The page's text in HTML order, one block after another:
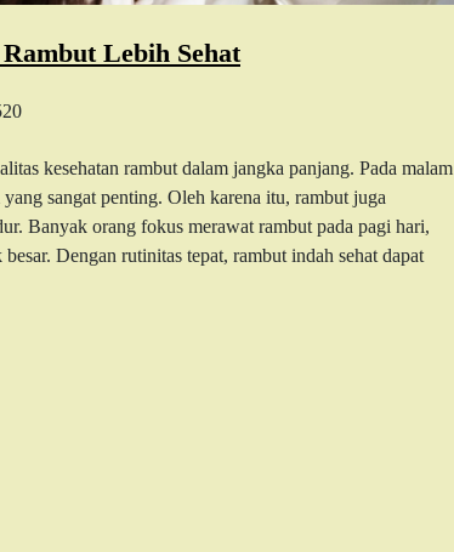
Lebih Sehat
kesehatan rambut dalam jangka panjang. Pada malam
sangat penting. Oleh karena itu, rambut juga
Banyak orang fokus merawat rambut pada pagi hari,
Dengan rutinitas tepat, rambut indah sehat dapat